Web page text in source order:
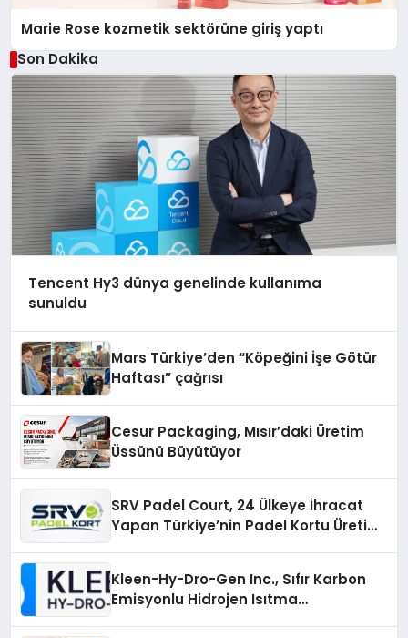
Marie Rose kozmetik sektörüne giriş yaptı
Son Dakika
Tencent Hy3 dünya genelinde kullanıma
sunuldu
Mars Türkiye’den “Köpeğini İşe Götür
Haftası” çağrısı
Cesur Packaging, Mısır’daki Üretim
Üssünü Büyütüyor
SRV Padel Court, 24 Ülkeye İhracat
Yapan Türkiye’nin Padel Kortu Üretim
Kleen-Hy-Dro-Gen Inc., Sıfır Karbon
Emisyonlu Hidrojen Isıtma